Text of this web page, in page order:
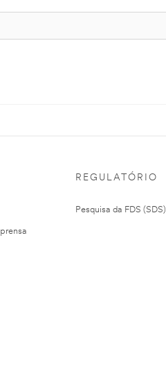
REGULATÓRIO
Pesquisa da FDS (SDS)